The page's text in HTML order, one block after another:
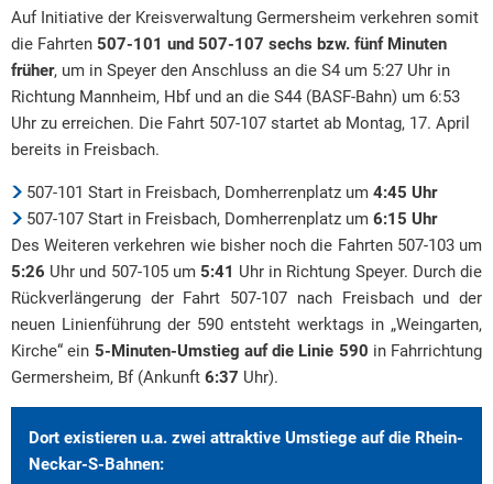
Auf Initiative der Kreisverwaltung Germersheim verkehren somit
die Fahrten 507-101 und 507-107 sechs bzw. fünf Minuten
früher, um in Speyer den Anschluss an die S4 um 5:27 Uhr in
Richtung Mannheim, Hbf und an die S44 (BASF-Bahn) um 6:53
Uhr zu erreichen. Die Fahrt 507-107 startet ab Montag, 17. April
bereits in Freisbach.
507-101 Start in Freisbach, Domherrenplatz um 4:45 Uhr
507-107 Start in Freisbach, Domherrenplatz um 6:15 Uhr
Des Weiteren verkehren wie bisher noch die Fahrten 507-103 um
5:26 Uhr und 507-105 um 5:41 Uhr in Richtung Speyer. Durch die
Rückverlängerung der Fahrt 507-107 nach Freisbach und der
neuen Linienführung der 590 entsteht werktags in „Weingarten,
Kirche“ ein 5-Minuten-Umstieg auf die Linie 590 in Fahrrichtung
Germersheim, Bf (Ankunft 6:37 Uhr).
Dort existieren u.a. zwei attraktive Umstiege auf die Rhein-
Neckar-S-Bahnen: